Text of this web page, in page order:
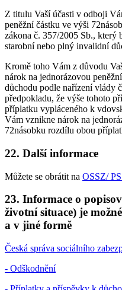
Z titulu Vaší účasti v odboji
peněžní částku ve výši
zákona č. 357/2005 Sb., který
starobní nebo plný invalidní
Kromě toho Vám z důvodu
nárok na jednorázovou
důchodu podle nařízení vlády
předpokladu, že výše tohoto
příplatku vypláceného k
Vám vznikne nárok na
72násobku rozdílu obou
22. Další informace
Můžete se obrátit na OSSZ/
23. Informace o
životní situace) je
a v jiné formě
Česká správa sociálního
- Odškodnění